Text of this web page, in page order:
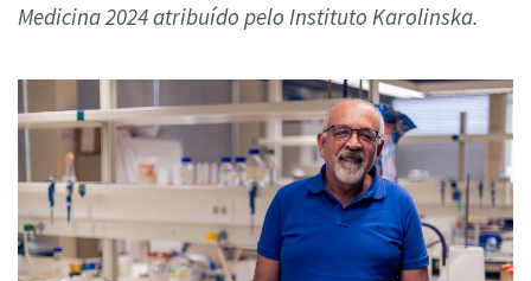
Medicina 2024 atribuído pelo Instituto Karolinska.